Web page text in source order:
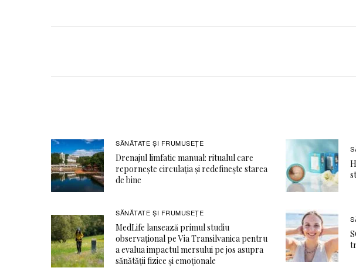
SĂNĂTATE ŞI FRUMUSEȚE
Drenajul limfatic manual: ritualul care
repornește circulația și redefinește starea
de bine
SĂNĂTATE ŞI FRUMUSEȚE
MedLife lansează primul studiu
observațional pe Via Transilvanica pentru
a evalua impactul mersului pe jos asupra
sănătății fizice și emoționale